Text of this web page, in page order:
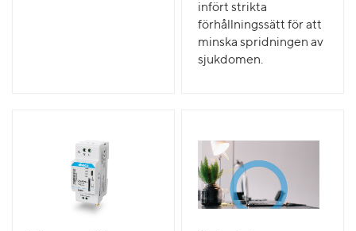
infört strikta
förhållningssätt för att
minska spridningen av
sjukdomen.